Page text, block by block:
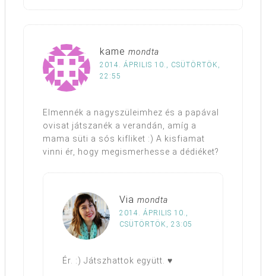
kame mondta
2014. ÁPRILIS 10., CSÜTÖRTÖK,
22:55
Elmennék a nagyszüleimhez és a papával
ovisat játszanék a verandán, amíg a
mama süti a sós kifliket :) A kisfiamat
vinni ér, hogy megismerhesse a dédiéket?
Via mondta
2014. ÁPRILIS 10.,
CSÜTÖRTÖK, 23:05
Ér. :) Játszhattok együtt. ♥